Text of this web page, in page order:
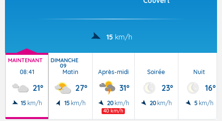
15 km/h
MAINTENANT
08:41
21°
15 km/h
DIMANCHE
09
Matin
27°
15 km/h
Après-midi
31°
20 km/h
40 km/h
Soirée
23°
20 km/h
Nuit
16°
5 km/h